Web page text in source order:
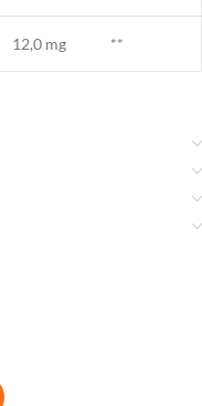
12,0 mg **